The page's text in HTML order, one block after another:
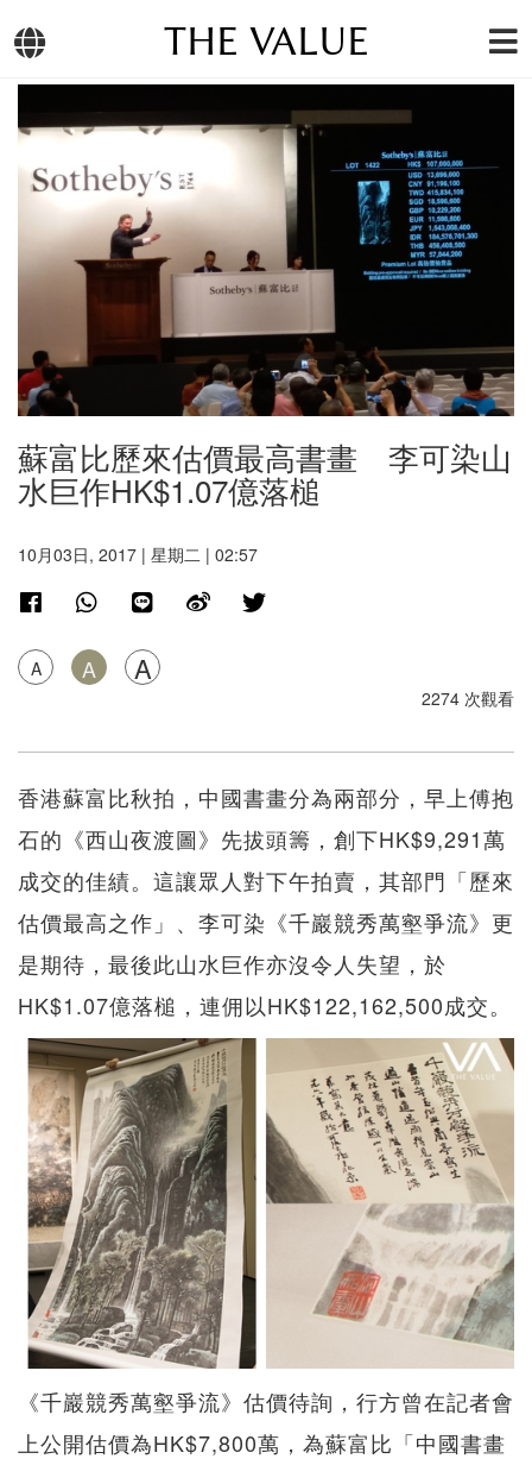
THE VALUE
蘇富比歷來估價最高書畫 李可染山
水巨作HK$1.07億落槌
10月03日, 2017 | 星期二 | 02:57
A A A
2274 次觀看
香港蘇富比秋拍，中國書畫分為兩部分，早上傅抱
石的《西山夜渡圖》先拔頭籌，創下HK$9,291萬
成交的佳績。這讓眾人對下午拍賣，其部門「歷來
估價最高之作」、李可染《千巖競秀萬壑爭流》更
是期待，最後此山水巨作亦沒令人失望，於
HK$1.07億落槌，連佣以HK$122,162,500成交。
《千巖競秀萬壑爭流》估價待詢，行方曾在記者會
上公開估價為HK$7,800萬，為蘇富比「中國書畫